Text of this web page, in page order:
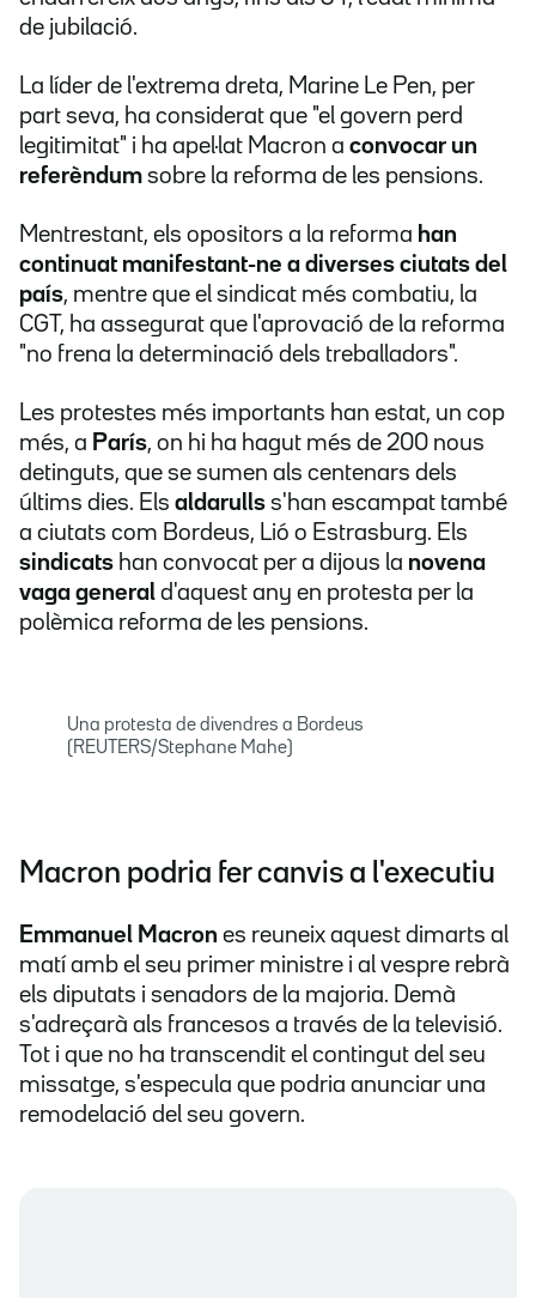
de jubilació.
La líder de l'extrema dreta, Marine Le Pen, per
part seva, ha considerat que "el govern perd
legitimitat" i ha apel·lat Macron a convocar un
referèndum sobre la reforma de les pensions.
Mentrestant, els opositors a la reforma han
continuat manifestant-ne a diverses ciutats del
país, mentre que el sindicat més combatiu, la
CGT, ha assegurat que l'aprovació de la reforma
"no frena la determinació dels treballadors".
Les protestes més importants han estat, un cop
més, a París, on hi ha hagut més de 200 nous
detinguts, que se sumen als centenars dels
últims dies. Els aldarulls s'han escampat també
a ciutats com Bordeus, Lió o Estrasburg. Els
sindicats han convocat per a dijous la novena
vaga general d'aquest any en protesta per la
polèmica reforma de les pensions.
Una protesta de divendres a Bordeus
(REUTERS/Stephane Mahe)
Macron podria fer canvis a l'executiu
Emmanuel Macron es reuneix aquest dimarts al
matí amb el seu primer ministre i al vespre rebrà
els diputats i senadors de la majoria. Demà
s'adreçarà als francesos a través de la televisió.
Tot i que no ha transcendit el contingut del seu
missatge, s'especula que podria anunciar una
remodelació del seu govern.